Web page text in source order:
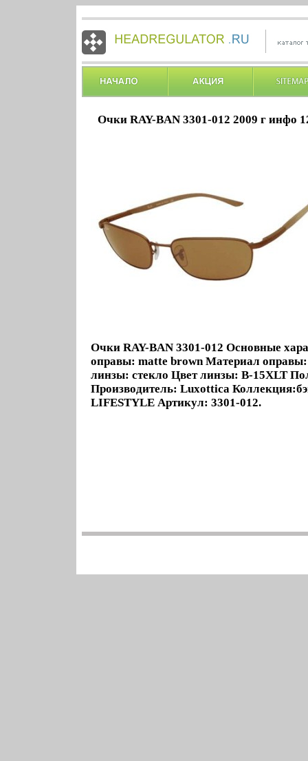
Очки RAY-BAN 3301-012 2009 г инфо
Очки RAY-BAN 3301-012 Основные
оправы: matte brown Материал
линзы: стекло Цвет линзы: B-15XLT
Производитель: Luxottica
LIFESTYLE Артикул: 3301-012.